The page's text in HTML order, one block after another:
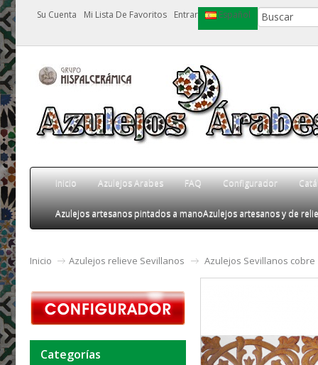
Su Cuenta Mi Lista De Favoritos Entrar Español
Inicio Azulejos Arabes FAQ Configurador
Azulejos artesanos pintados a manoAzulejos artesanos y de
Inicio Azulejos relieve Sevillanos Azulejos Sevillanos cobre
Categorías